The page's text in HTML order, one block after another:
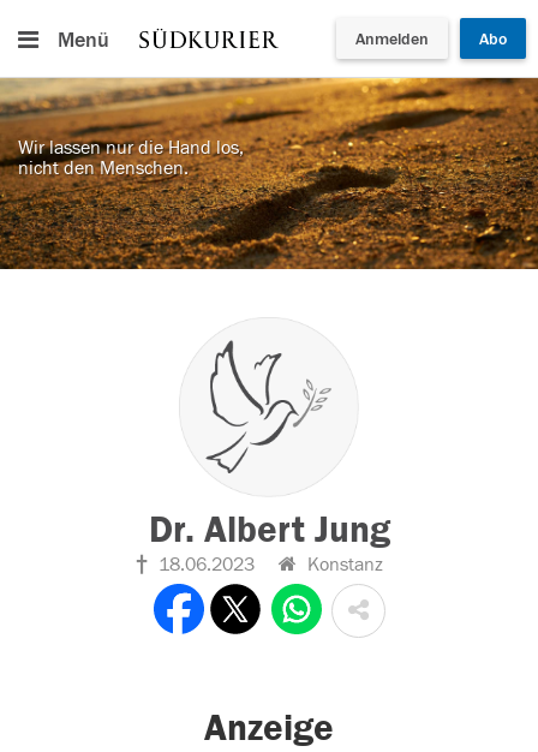
Menü Anmelden Abo
Wir lassen nur die Hand los,
nicht den Menschen.
Dr. Albert Jung
18.06.2023 Konstanz
Anzeige